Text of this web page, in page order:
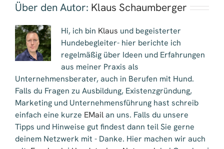
Über den Autor: Klaus Schaumberger
Hi, ich bin Klaus und begeisterter
Hundebegleiter- hier berichte ich
regelmäßig über Ideen und Erfahrungen
aus meiner Praxis als
Unternehmensberater, auch in Berufen mit Hund.
Falls du Fragen zu Ausbildung, Existenzgründung,
Marketing und Unternehmensführung hast schreib
einfach eine kurze EMailan uns. Falls du unsere
Tipps und Hinweise gut findest dann teil Sie gerne
deinem Netzwerk mit - Danke. Hier machen wir auch